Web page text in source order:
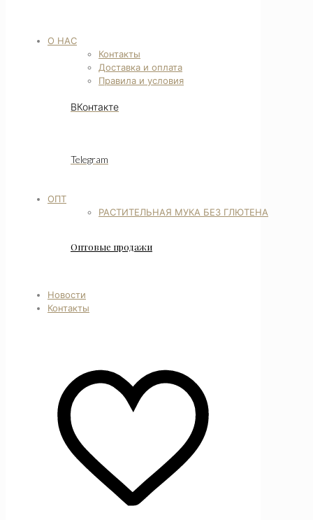
О НАС
Контакты
Доставка и оплата
Правила и условия
ВКонтакте
Telegram
ОПТ
РАСТИТЕЛЬНАЯ МУКА БЕЗ ГЛЮТЕНА
Оптовые продажи
Новости
Контакты